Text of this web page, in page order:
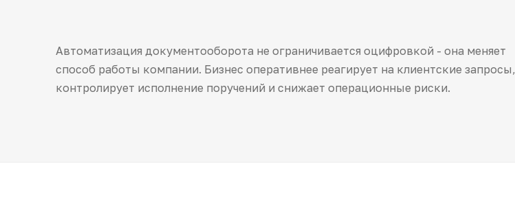
Автоматизация документооборота не ограничивается оцифровкой - она меняет
способ работы компании. Бизнес оперативнее реагирует на клиентские запросы,
контролирует исполнение поручений и снижает операционные риски.